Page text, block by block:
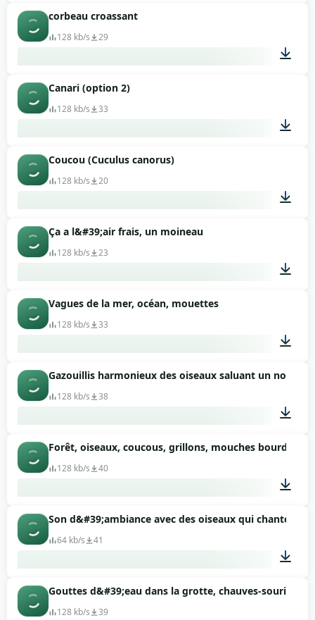
corbeau croassant
128 kb/s 29
Canari (option 2)
128 kb/s 33
Coucou (Cuculus canorus)
128 kb/s 20
Ça a l&#39;air frais, un moineau
128 kb/s 23
Vagues de la mer, océan, mouettes
128 kb/s 33
01:34
Gazouillis harmonieux des oiseaux saluant un
128 kb/s 38
01:45
Forêt, oiseaux, coucous, grillons, mouches
128 kb/s 40
03:56
Son d&#39;ambiance avec des oiseaux qui chantent
64 kb/s 41
02:00
Gouttes d&#39;eau dans la grotte, chauves-souris,
128 kb/s 39